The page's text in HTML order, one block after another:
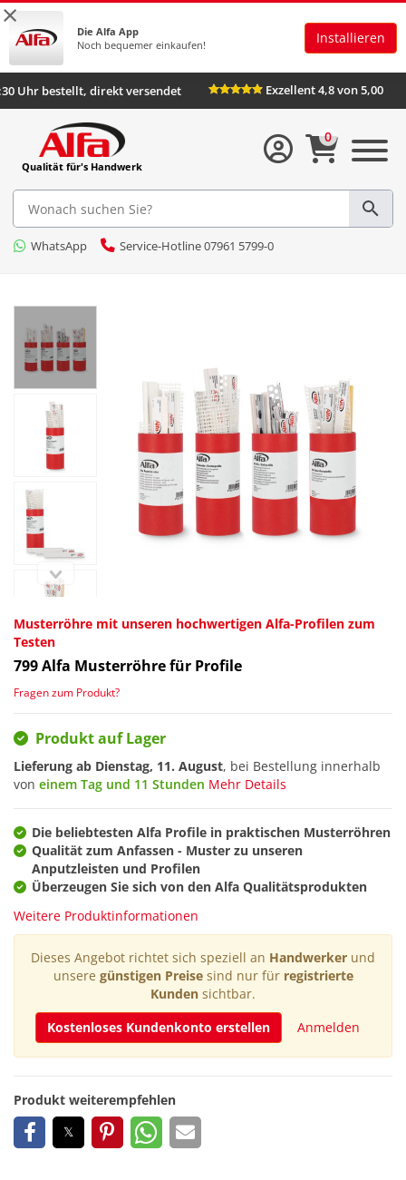
×
Die Alfa App
Noch bequemer einkaufen!
Installieren
Uhr bestellt, direkt versendet Exzellent 4,8 von 5,00
Qualität für's Handwerk
WhatsApp Service-Hotline 07961 5799-0
0
Musterröhre mit unseren hochwertigen Alfa-Profilen zum
Testen
799Alfa Musterröhre für Profile
Fragen zum Produkt?
Produkt auf Lager
Lieferung ab Dienstag, 11. August, bei Bestellung innerhalb
von einem Tag und 11 Stunden Mehr Details
Die beliebtesten Alfa Profile in praktischen Musterröhren
Qualität zum Anfassen - Muster zu unseren
Anputzleisten und Profilen
Überzeugen Sie sich von den Alfa Qualitätsprodukten
Weitere Produktinformationen
Dieses Angebot richtet sich speziell an Handwerker und
unsere günstigen Preisesind nur für registrierte
Kunden sichtbar.
Kostenloses Kundenkonto erstellen
Anmelden
Produkt weiterempfehlen